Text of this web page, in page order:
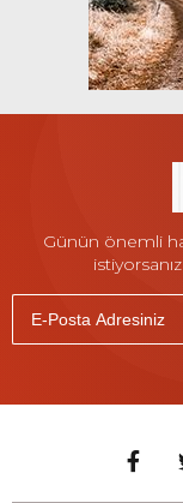
Günün önemli